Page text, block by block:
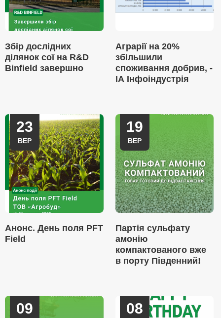
Збір дослідних
ділянок сої на R&D
Binfield завершно
Аграрії на 20%
збільшили
споживання добрив, -
ІА Інфоіндустрія
23
ВЕР
Анонс. День поля PFT
Field
19
ВЕР
Партія сульфату
амонію
компактованого вже
в порту Південний!
09 08